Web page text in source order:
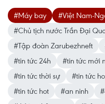
#Máy bay
#Việt Nam-
#Chủ tịch nước Trần Đại
#Tập đoàn Zarubezhneft
#tin tức 24h
#tin tức mới
#tin tức thời sự
#tin tức
#tin tức hot
#an ninh